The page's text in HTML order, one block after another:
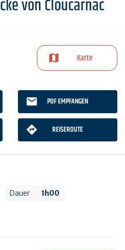
von Cloucarnac
Karte
PDF EMPFANGEN
REISEROUTE
Dauer 1h00